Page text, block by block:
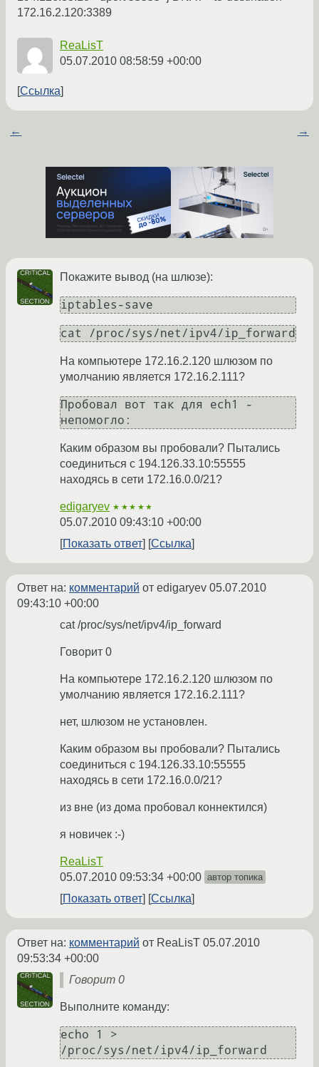
172.16.2.120:3389
ReaLisT
05.07.2010 08:58:59 +00:00
Ссылка
← →
Покажите вывод (на шлюзе):
iptables-save
cat /proc/sys/net/ipv4/ip_forward
На компьютере 172.16.2.120 шлюзом по
умолчанию является 172.16.2.111?
Пробовал вот так для ech1 -
непомогло:
Каким образом вы пробовали? Пытались
соединиться с 194.126.33.10:55555
находясь в сети 172.16.0.0/21?
edigaryev ★★★★★
05.07.2010 09:43:10 +00:00
Показать ответ
Ссылка
Ответ на: комментарий от edigaryev 05.07.2010
09:43:10 +00:00
cat /proc/sys/net/ipv4/ip_forward
Говорит 0
На компьютере 172.16.2.120 шлюзом по
умолчанию является 172.16.2.111?
нет, шлюзом не установлен.
Каким образом вы пробовали? Пытались
соединиться с 194.126.33.10:55555
находясь в сети 172.16.0.0/21?
из вне (из дома пробовал коннектился)
я новичек :-)
ReaLisT
05.07.2010 09:53:34 +00:00 автор топика
Показать ответ Ссылка
Ответ на: комментарий от ReaLisT 05.07.2010
09:53:34 +00:00
Говорит 0
Выполните команду:
echo 1 >
/proc/sys/net/ipv4/ip_forward